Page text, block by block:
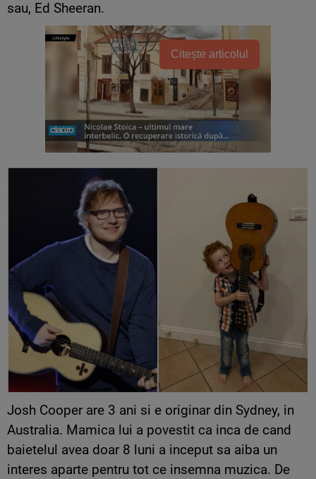
sau, Ed Sheeran.
Citește articolul
Josh Cooper are 3 ani si e originar din Sydney, in
Australia. Mamica lui a povestit ca inca de cand
baietelul avea doar 8 luni a inceput sa aiba un
interes aparte pentru tot ce insemna muzica. De